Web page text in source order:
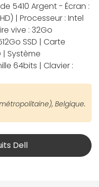
5410 Argent - Écran :
| Processeur : Intel
vive : 32Go
SSD | Carte
| Système
64bits | Clavier :
Belgique.
Dell